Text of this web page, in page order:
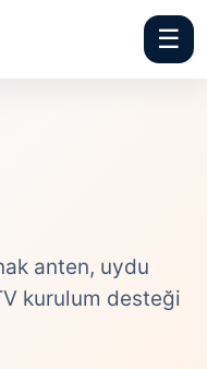
☰
anten, uydu
kurulum desteği